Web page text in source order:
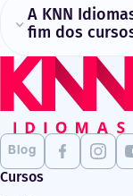
A KNN
fim dos
Blog
Cursos